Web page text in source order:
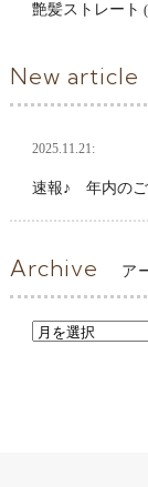
艶髪ストレート
New article
2025.11.21:
速報♪ 年内のご
Archive ア